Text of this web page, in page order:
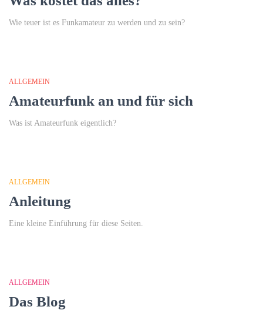
Wie teuer ist es Funkamateur zu werden und zu sein?
ALLGEMEIN
Amateurfunk an und für sich
Was ist Amateurfunk eigentlich?
ALLGEMEIN
Anleitung
Eine kleine Einführung für diese Seiten.
ALLGEMEIN
Das Blog